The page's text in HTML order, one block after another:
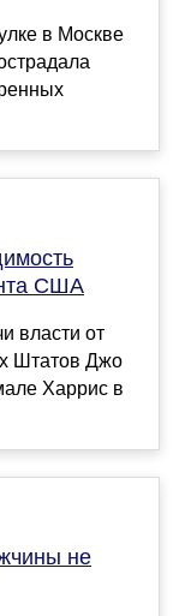
в Москве
США
власти от
Штатов Джо
Харрис в
не